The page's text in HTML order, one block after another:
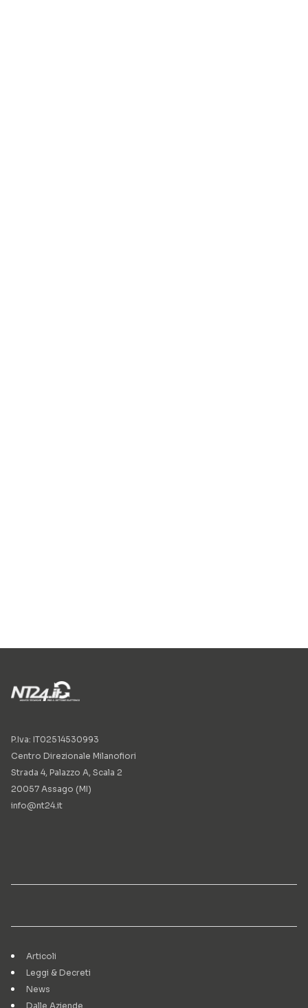
P.Iva: IT02514530993
Centro Direzionale Milanofiori
Strada 4, Palazzo A, Scala 2
20057 Assago (MI)
info@nt24.it
Articoli
Leggi & Decreti
News
Dalle Aziende